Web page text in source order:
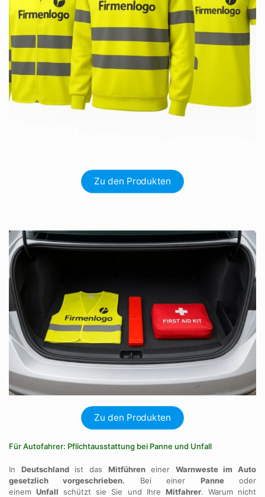
Zu den Produkten
Zu den Produkten
Für Autofahrer: Pflichtausstattung bei Panne und Unfall
In Deutschlandist das Mitführeneiner Warnweste im Auto
gesetzlich vorgeschrieben. Bei einer Panneoder
einemUnfall schützt sie Sie und Ihre Mitfahrer. Warum nicht